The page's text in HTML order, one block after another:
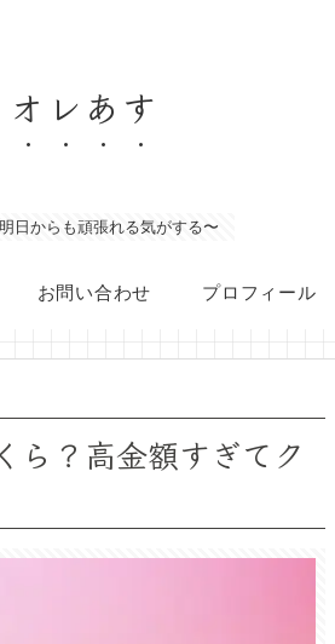
オレあす
日からも頑張れる気がする〜
お問い合わせ プロフィール
ら？高金額すぎてク